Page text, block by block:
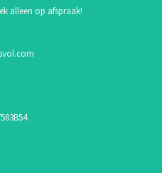
alleen op afspraak!